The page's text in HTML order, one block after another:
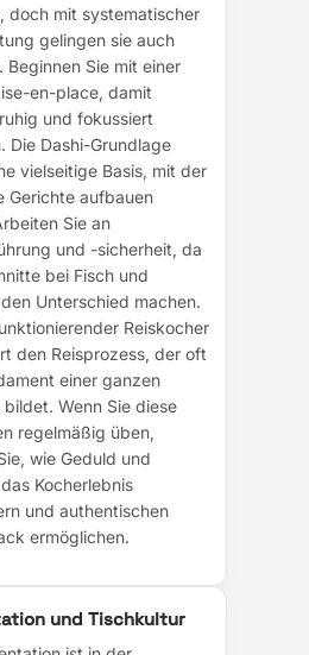
doch mit systematischer
gelingen sie auch
Beginnen Sie mit einer
en-place, damit
und fokussiert
Die Dashi-Grundlage
vielseitige Basis, mit der
Gerichte aufbauen
Sie an
und -sicherheit, da
bei Fisch und
Unterschied machen.
Reiskocher
den Reisprozess, der oft
einer ganzen
Wenn Sie diese
regelmäßig üben,
wie Geduld und
Kocherlebnis
und authentischen
ermöglichen.
und Tischkultur